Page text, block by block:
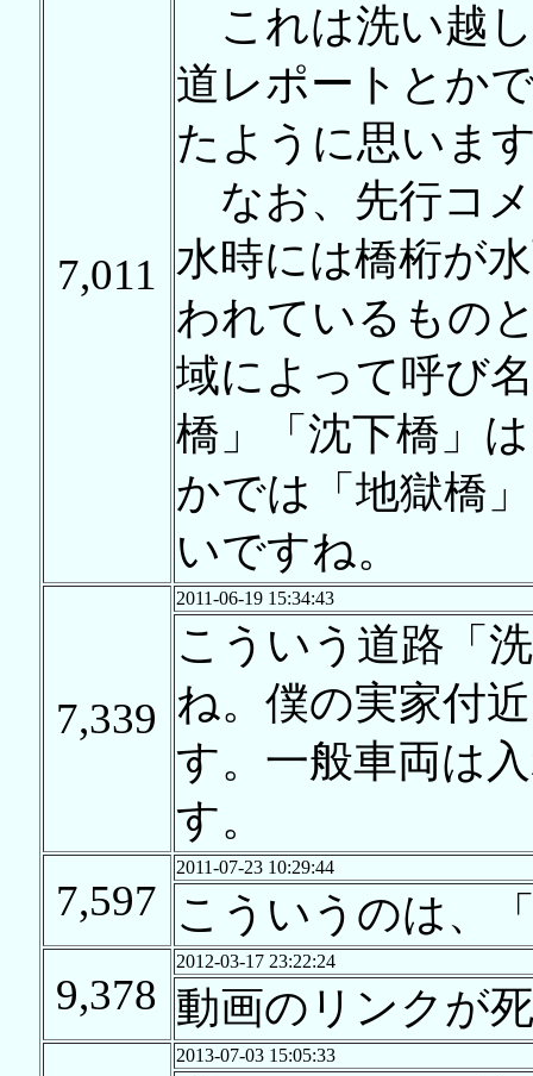
7,011
これは洗い越
道レポートとか
たように思いま
なお、先行コ
水時には橋桁が
われているもの
域によって呼び
橋」「沈下橋」
かでは「地獄橋
いですね。
7,339
2011-06-19 15:34:43
こういう道路「
ね。僕の実家付
す。一般車両は
す。
7,597
2011-07-23 10:29:44
こういうのは、
9,378
2012-03-17 23:22:24
動画のリンクが
2013-07-03 15:05:33